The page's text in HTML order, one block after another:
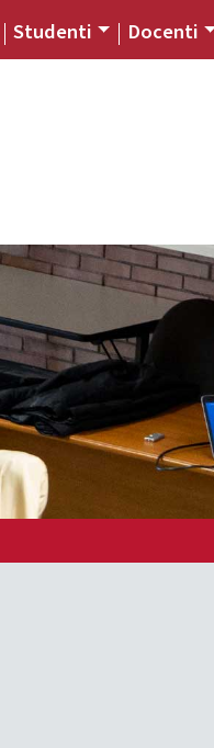
Studenti Docenti